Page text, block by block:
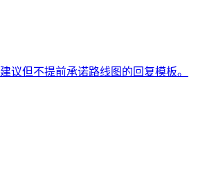
议但不提前承诺路线图的回复模板。